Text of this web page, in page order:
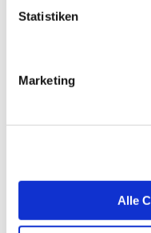
Statistiken
Marketing
Alle
Dr. Szyslo,
26.03.2025, von